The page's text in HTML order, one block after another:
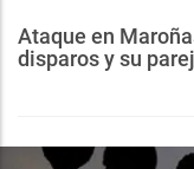
Ataque en
disparos y su